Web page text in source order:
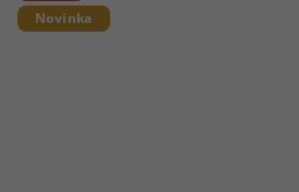
Novinka